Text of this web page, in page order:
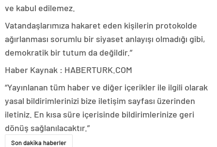
ve kabul edilemez.
Vatandaşlarımıza hakaret eden kişilerin protokolde
ağırlanması sorumlu bir siyaset anlayışı olmadığı gibi,
demokratik bir tutum da değildir.”
Haber Kaynak : HABERTURK.COM
“Yayınlanan tüm haber ve diğer içerikler ile ilgili olarak
yasal bildirimlerinizi bize iletişim sayfası üzerinden
iletiniz. En kısa süre içerisinde bildirimlerinize geri
dönüş sağlanılacaktır.”
Son dakika haberler